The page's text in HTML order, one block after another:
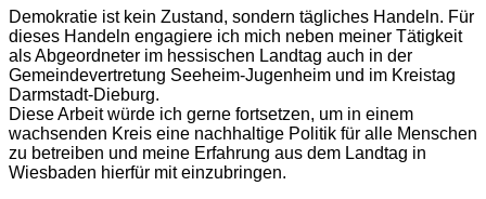
Demokratie ist kein Zustand, sondern tägliches Handeln. Für
dieses Handeln engagiere ich mich neben meiner Tätigkeit
als Abgeordneter im hessischen Landtag auch in der
Gemeindevertretung Seeheim-Jugenheim und im Kreistag
Darmstadt-Dieburg.
Diese Arbeit würde ich gerne fortsetzen, um in einem
wachsenden Kreis eine nachhaltige Politik für alle Menschen
zu betreiben und meine Erfahrung aus dem Landtag in
Wiesbaden hierfür mit einzubringen.